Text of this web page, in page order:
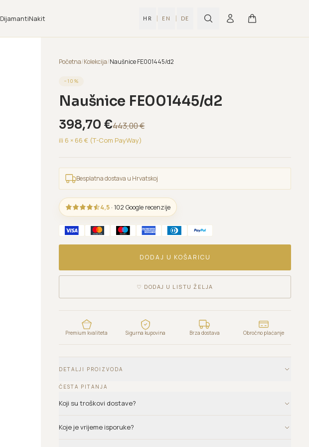
DijamantiNakit HR | EN | DE
Početna/Kolekcija/Naušnice FE001445/d2
− 10 %
Naušnice FE001445/d2
398,70 €443,00€
ili 6 × 66 € (T-Com PayWay)
Besplatna dostava u Hrvatskoj
4,5 · 102 Google recenzije
DODAJ U KOŠARICU
♡ DODAJ U LISTU ŽELJA
Premium kvaliteta Sigurna kupovina Brza dostava Obročno plaćanje
DETALJI PROIZVODA
ČESTA PITANJA
Koji su troškovi dostave?
Koje je vrijeme isporuke?